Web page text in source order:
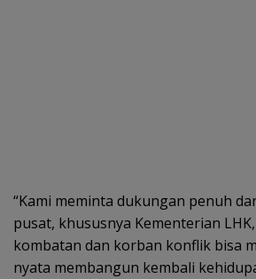
“Kami meminta dukungan penuh
pusat, khususnya Kementerian
kombatan dan korban konflik bisa
nyata membangun kembali